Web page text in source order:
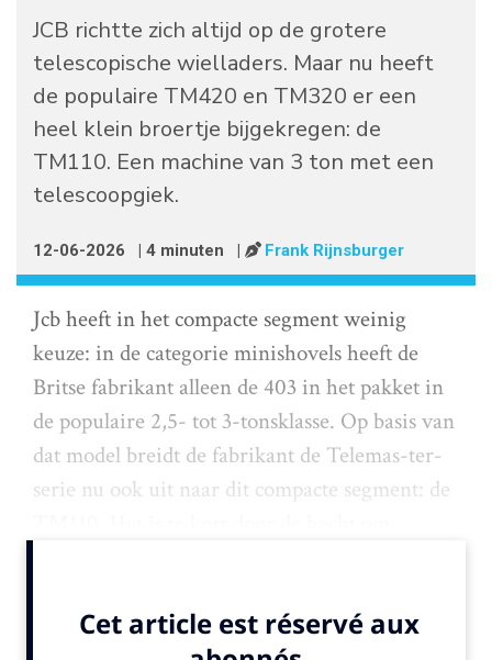
JCB richtte zich altijd op de grotere
telescopische wielladers. Maar nu heeft
de populaire TM420 en TM320 er een
heel klein broertje bijgekregen: de
TM110. Een machine van 3 ton met een
telescoopgiek.
12-06-2026 | 4 minuten | Frank Rijnsburger
Jcb heeft in het compacte segment weinig
keuze: in de categorie minishovels heeft de
Britse fabrikant alleen de 403 in het pakket in
de populaire 2,5- tot 3-tonsklasse. Op basis van
dat model breidt de fabrikant de Telemas-ter-
serie nu ook uit naar dit compacte segment: de